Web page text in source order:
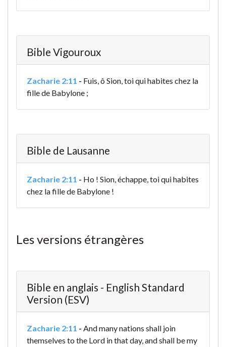
Bible Vigouroux
Zacharie 2:11 - Fuis, ô Sion, toi qui habites chez la
fille de Babylone ;
Bible de Lausanne
Zacharie 2:11 - Ho ! Sion, échappe, toi qui habites
chez la fille de Babylone !
Les versions étrangères
Bible en anglais - English Standard
Version (ESV)
Zacharie 2:11 - And many nations shall join
themselves to the Lord in that day, and shall be my